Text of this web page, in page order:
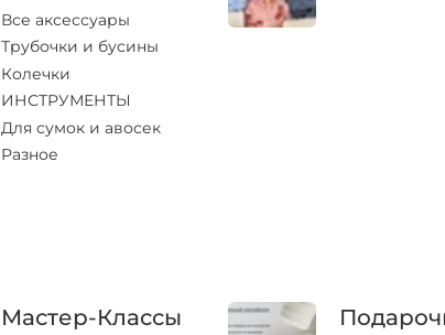
Все аксессуары
Трубочки и бусины
Колечки
ИНСТРУМЕНТЫ
Для сумок и авосек
Разное
Мастер-Классы